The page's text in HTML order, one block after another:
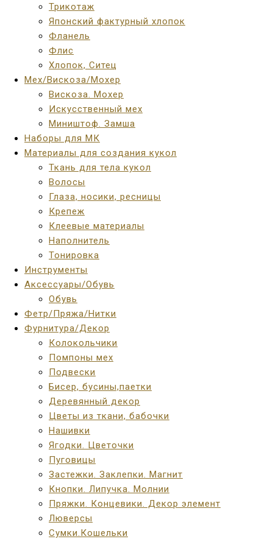
Трикотаж
Японский фактурный хлопок
Фланель
Флис
Хлопок, Ситец
Мех/Вискоза/Мохер
Вискоза. Мохер
Искусственный мех
Миништоф. Замша
Наборы для МК
Материалы для создания кукол
Ткань для тела кукол
Волосы
Глаза, носики, ресницы
Крепеж
Клеевые материалы
Наполнитель
Тонировка
Инструменты
Аксессуары/Обувь
Обувь
Фетр/Пряжа/Нитки
Фурнитура/Декор
Колокольчики
Помпоны мех
Подвески
Бисер, бусины,паетки
Деревянный декор
Цветы из ткани, бабочки
Нашивки
Ягодки. Цветочки
Пуговицы
Застежки. Заклепки. Магнит
Кнопки. Липучка. Молнии
Пряжки. Концевики. Декор элемент
Люверсы
Сумки.Кошельки